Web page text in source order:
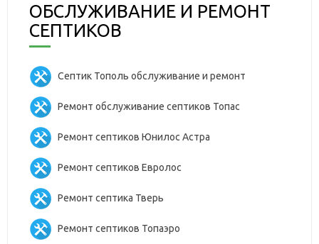
ОБСЛУЖИВАНИЕ И РЕМОНТ
СЕПТИКОВ
Септик Тополь обслуживание и ремонт
Ремонт обслуживание септиков Топас
Ремонт септиков Юнилос Астра
Ремонт септиков Евролос
Ремонт септика Тверь
Ремонт септиков Топаэро